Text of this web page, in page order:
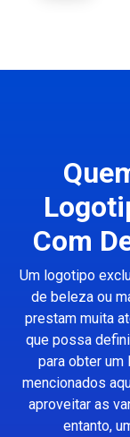
Com
Um logotipo
de beleza ou
prestam muita
que possa
para obter um
mencionados
aproveitar as
entanto,